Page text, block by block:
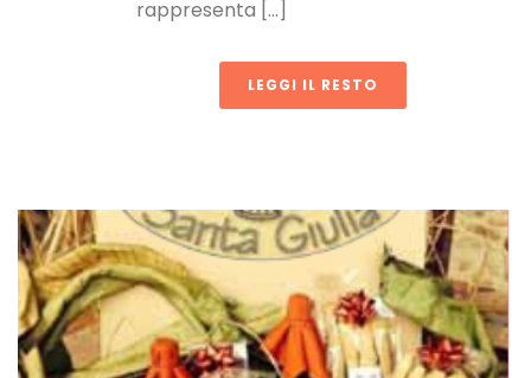
rappresenta [...]
LEGGI IL RESTO